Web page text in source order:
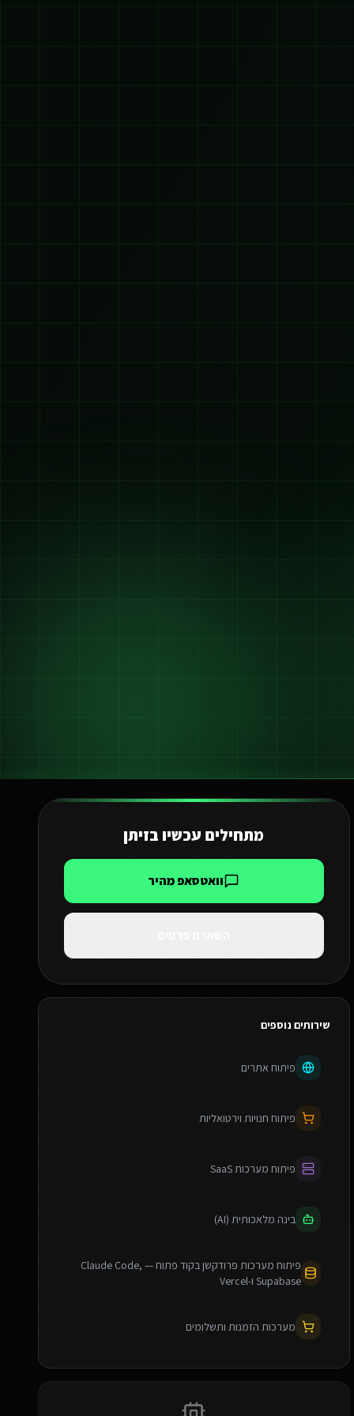
מתחילים עכשיו בזיתן
וואטסאפ מהיר
שירותים נוספים
פיתוח אתרים
פיתוח חנויות וירטואליות
פיתוח מערכות SaaS
בינה מלאכותית (AI)
פיתוח מערכות פרודקשן בקוד פתוח — Claude Code,
Supabase ו-Vercel
מערכות הזמנות ותשלומים